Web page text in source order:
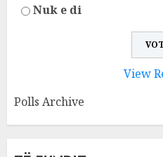
Nuk e di
View
Polls Archive